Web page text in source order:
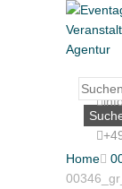
Suche
nach:
Home